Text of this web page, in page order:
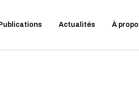
Actualités À